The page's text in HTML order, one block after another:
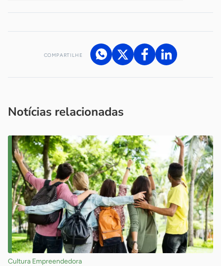
COMPARTILHE
Notícias relacionadas
Cultura Empreendedora